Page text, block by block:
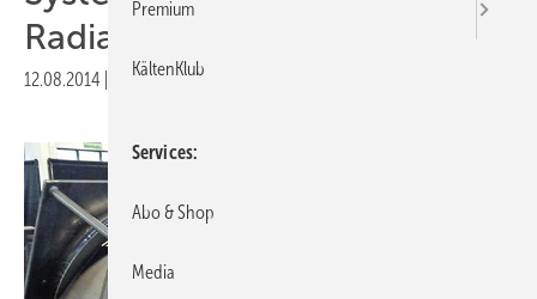
Radialventilatoren
12.08.2014 Veröffentlicht in
Premium
KältenKlub
Services
Abo & Shop
Media